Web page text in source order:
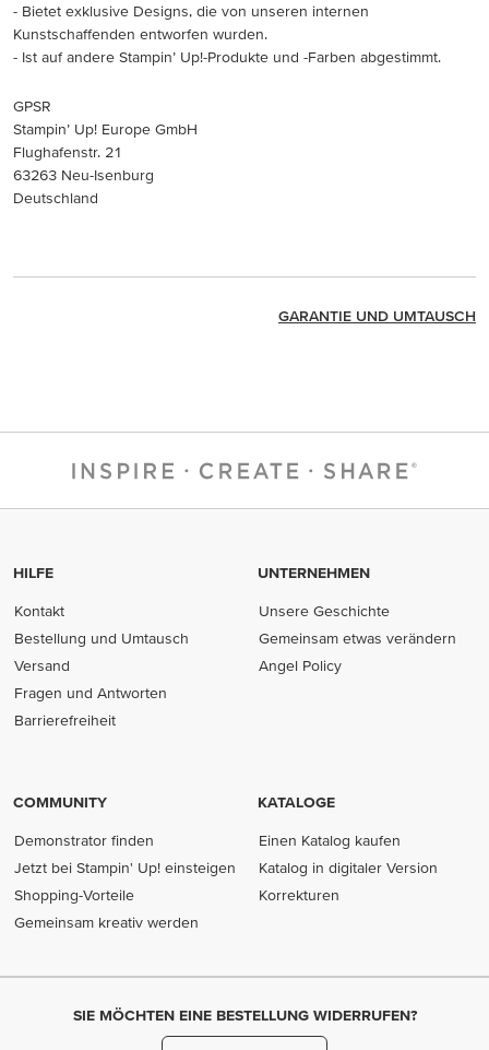
- Bietet exklusive Designs, die von unseren internen
Kunstschaffenden entworfen wurden.
- Ist auf andere Stampin’ Up!-Produkte und -Farben abgestimmt.
GPSR
Stampin’ Up! Europe GmbH
Flughafenstr. 21
63263 Neu-Isenburg
Deutschland
GARANTIE UND UMTAUSCH
HILFE
Kontakt
Bestellung und Umtausch
Versand
Fragen und Antworten
Barrierefreiheit
UNTERNEHMEN
Unsere Geschichte
Gemeinsam etwas verändern
Angel Policy
COMMUNITY
Demonstrator finden
Jetzt bei Stampin' Up! einsteigen
Shopping-Vorteile
Gemeinsam kreativ werden
KATALOGE
Einen Katalog kaufen
Katalog in digitaler Version
Korrekturen
SIE MÖCHTEN EINE BESTELLUNG WIDERRUFEN?